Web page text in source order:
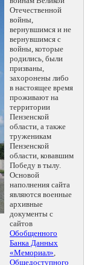
Отечественной
войны,
вернувшимся и не
вернувшимся с
войны, которые
родились, были
призваны,
захоронены либо
в настоящее время
проживают на
территории
Пензенской
области, а также
труженикам
Пензенской
области, ковавшим
Победу в тылу.
Основой
наполнения сайта
являются военные
архивные
документы с
сайтов
Обобщенного
Банка Данных
«Мемориал»,
Общедоступного